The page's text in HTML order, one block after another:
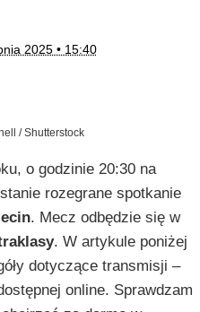
2025 • 15:40
/ Shutterstock
o godzinie 20:30 na
rozegrane spotkanie
. Mecz odbędzie się w
. W artykule poniżej
dotyczące transmisji –
online. Sprawdzam